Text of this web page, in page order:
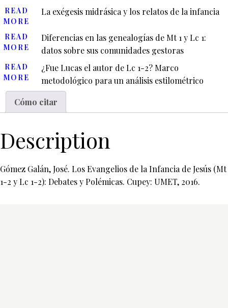
READ
MORE
La exégesis midrásica y los relatos de la infancia
READ
MORE
Diferencias en las genealogías de Mt 1 y Lc 1:
datos sobre sus comunidades gestoras
READ
MORE
¿Fue Lucas el autor de Lc 1-2? Marco
metodológico para un análisis estilométrico
Cómo citar
Description
Gómez Galán, José. Los Evangelios de la Infancia de Jesús (Mt
1-2 y Lc 1-2): Debates y Polémicas. Cupey: UMET, 2016.